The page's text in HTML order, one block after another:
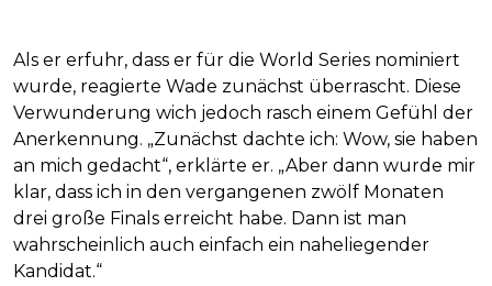
Als er erfuhr, dass er für die World Series nominiert
wurde, reagierte Wade zunächst überrascht. Diese
Verwunderung wich jedoch rasch einem Gefühl der
Anerkennung. „Zunächst dachte ich: Wow, sie haben
an mich gedacht“, erklärte er. „Aber dann wurde mir
klar, dass ich in den vergangenen zwölf Monaten
drei große Finals erreicht habe. Dann ist man
wahrscheinlich auch einfach ein naheliegender
Kandidat.“